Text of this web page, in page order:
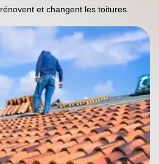
et changent les toitures.